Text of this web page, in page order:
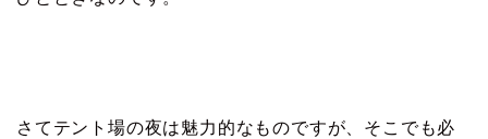
さてテント場の夜は魅力的なものですが、そこでも必